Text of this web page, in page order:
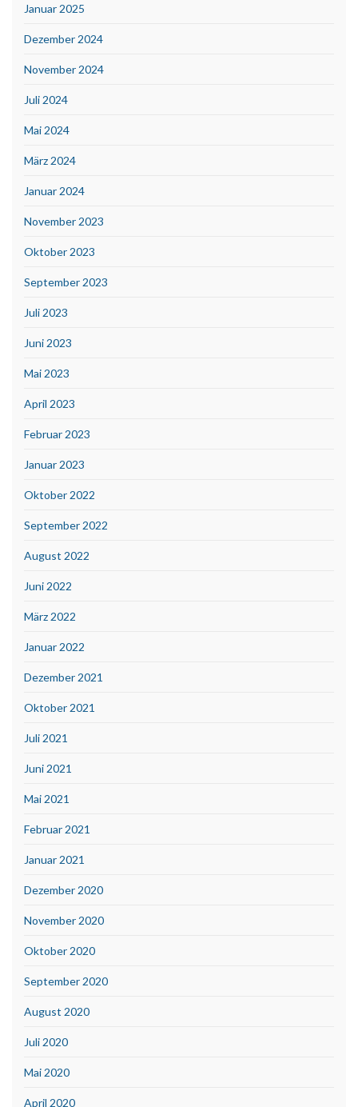
Januar 2025
Dezember 2024
November 2024
Juli 2024
Mai 2024
März 2024
Januar 2024
November 2023
Oktober 2023
September 2023
Juli 2023
Juni 2023
Mai 2023
April 2023
Februar 2023
Januar 2023
Oktober 2022
September 2022
August 2022
Juni 2022
März 2022
Januar 2022
Dezember 2021
Oktober 2021
Juli 2021
Juni 2021
Mai 2021
Februar 2021
Januar 2021
Dezember 2020
November 2020
Oktober 2020
September 2020
August 2020
Juli 2020
Mai 2020
April 2020